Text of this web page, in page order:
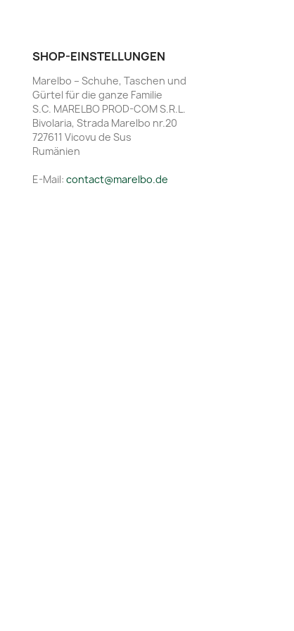
SHOP-EINSTELLUNGEN
Marelbo – Schuhe, Taschen und
Gürtel für die ganze Familie
S.C. MARELBO PROD-COM S.R.L.
Bivolaria, Strada Marelbo nr.20
727611 Vicovu de Sus
Rumänien
E-Mail: contact@marelbo.de